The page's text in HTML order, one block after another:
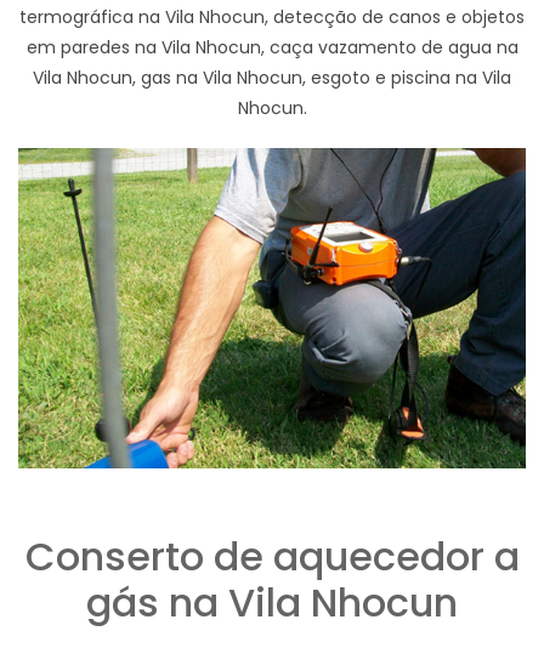
termográfica na Vila Nhocun, detecção de canos e objetos
em paredes na Vila Nhocun, caça vazamento de agua na
Vila Nhocun, gas na Vila Nhocun, esgoto e piscina na Vila
Nhocun.
Conserto de aquecedor a
gás na Vila Nhocun